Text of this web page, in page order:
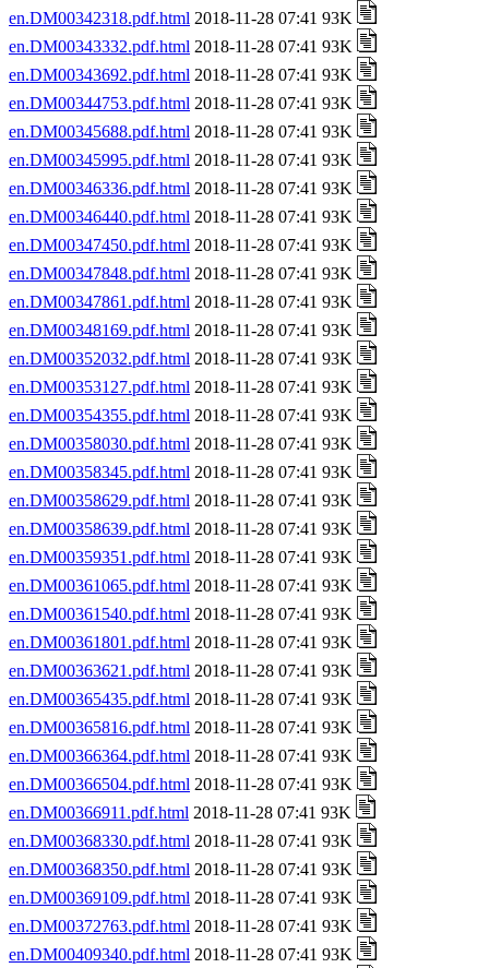
en.DM00342318.pdf.html 2018-11-28 07:41 93K
en.DM00343332.pdf.html 2018-11-28 07:41 93K
en.DM00343692.pdf.html 2018-11-28 07:41 93K
en.DM00344753.pdf.html 2018-11-28 07:41 93K
en.DM00345688.pdf.html 2018-11-28 07:41 93K
en.DM00345995.pdf.html 2018-11-28 07:41 93K
en.DM00346336.pdf.html 2018-11-28 07:41 93K
en.DM00346440.pdf.html 2018-11-28 07:41 93K
en.DM00347450.pdf.html 2018-11-28 07:41 93K
en.DM00347848.pdf.html 2018-11-28 07:41 93K
en.DM00347861.pdf.html 2018-11-28 07:41 93K
en.DM00348169.pdf.html 2018-11-28 07:41 93K
en.DM00352032.pdf.html 2018-11-28 07:41 93K
en.DM00353127.pdf.html 2018-11-28 07:41 93K
en.DM00354355.pdf.html 2018-11-28 07:41 93K
en.DM00358030.pdf.html 2018-11-28 07:41 93K
en.DM00358345.pdf.html 2018-11-28 07:41 93K
en.DM00358629.pdf.html 2018-11-28 07:41 93K
en.DM00358639.pdf.html 2018-11-28 07:41 93K
en.DM00359351.pdf.html 2018-11-28 07:41 93K
en.DM00361065.pdf.html 2018-11-28 07:41 93K
en.DM00361540.pdf.html 2018-11-28 07:41 93K
en.DM00361801.pdf.html 2018-11-28 07:41 93K
en.DM00363621.pdf.html 2018-11-28 07:41 93K
en.DM00365435.pdf.html 2018-11-28 07:41 93K
en.DM00365816.pdf.html 2018-11-28 07:41 93K
en.DM00366364.pdf.html 2018-11-28 07:41 93K
en.DM00366504.pdf.html 2018-11-28 07:41 93K
en.DM00366911.pdf.html 2018-11-28 07:41 93K
en.DM00368330.pdf.html 2018-11-28 07:41 93K
en.DM00368350.pdf.html 2018-11-28 07:41 93K
en.DM00369109.pdf.html 2018-11-28 07:41 93K
en.DM00372763.pdf.html 2018-11-28 07:41 93K
en.DM00409340.pdf.html 2018-11-28 07:41 93K